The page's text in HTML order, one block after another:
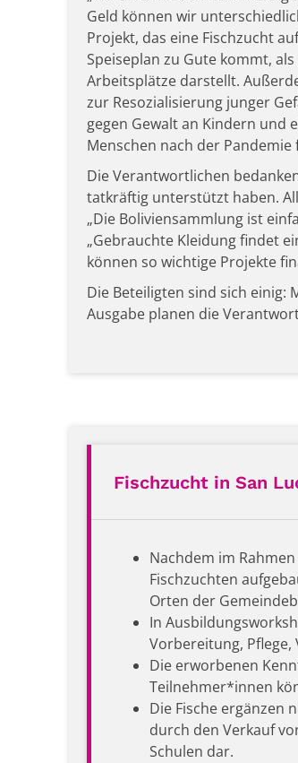
Geld können wir
Projekt, das eine Fischzucht
Speiseplan zu Gute kommt,
Arbeitsplätze darstellt.
zur Resozialisierung junger
gegen Gewalt an Kindern und
Menschen nach der Pandemie
Die Verantwortlichen
tatkräftig unterstützt haben.
„Die Boliviensammlung ist
„Gebrauchte Kleidung findet
können so wichtige Projekte
Die Beteiligten sind sich einig:
Ausgabe planen die
Fischzucht in San
Nachdem im
Fischzuchten
Orten der
In
Vorbereitung,
Die erworbenen
Teilnehmer*innen
Die Fische ergänzen
durch den Verkauf
Schulen dar.